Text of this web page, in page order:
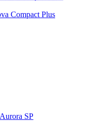
Compact Plus